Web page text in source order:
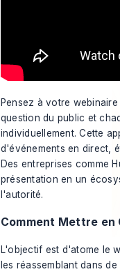
Pensez à votre
question du public et
individuellement. Cette
d'événements en direct,
Des entreprises comme
présentation en un
l'autorité.
Comment Mettre
L'objectif est d'atome le
les réassemblant dans